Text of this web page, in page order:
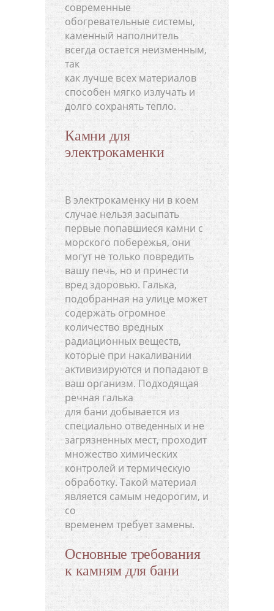
современные
обогревательные системы,
каменный наполнитель
всегда остается неизменным,
так
как лучше всех материалов
способен мягко излучать и
долго сохранять тепло.
Камни для
электрокаменки
В электрокаменку ни в коем
случае нельзя засыпать
первые попавшиеся камни с
морского побережья, они
могут не только повредить
вашу печь, но и принести
вред здоровью. Галька,
подобранная на улице может
содержать огромное
количество вредных
радиационных веществ,
которые при накаливании
активизируются и попадают в
ваш организм. Подходящая
речная галька
для бани добывается из
специально отведенных и не
загрязненных мест, проходит
множество химических
контролей и термическую
обработку. Такой материал
является самым недорогим, и
со
временем требует замены.
Основные требования
к камням для бани